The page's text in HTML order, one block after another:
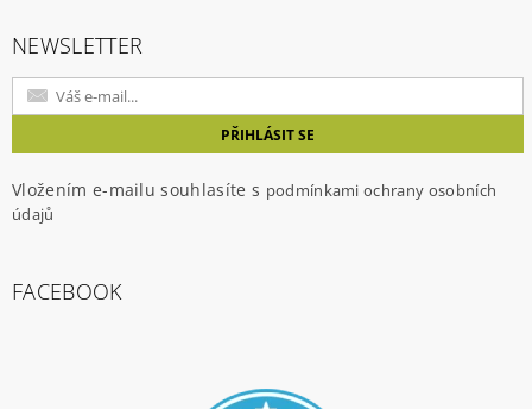
NEWSLETTER
Vložením e-mailu souhlasíte s podmínkami ochrany osobních
údajů
FACEBOOK